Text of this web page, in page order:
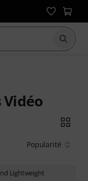
Vidéo
Popularité
Lightweight